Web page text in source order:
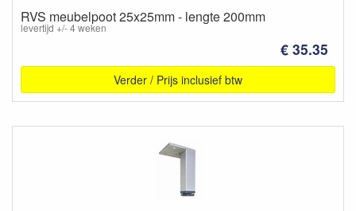
RVS meubelpoot 25x25mm - lengte 200mm
levertijd +/- 4 weken
€ 35.35
Verder / Prijs inclusief btw